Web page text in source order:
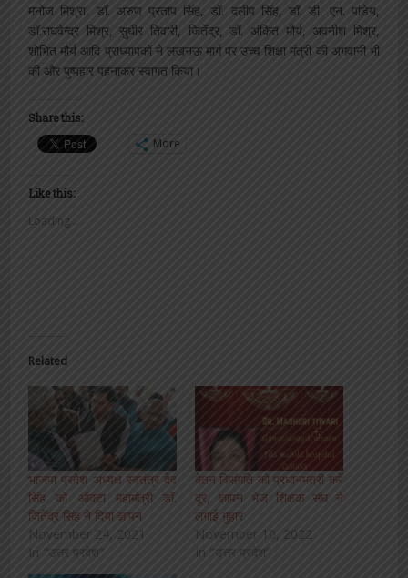
मनोज मिश्रा, डॉ. अरुण प्रताप सिंह, डॉ. दलीप सिंह, डॉ. डी. एन. पांडेय,
डॉ.राघवेन्द्र मिश्र, सुधीर तिवारी, जितेंद्र, डॉ. अंकित मौर्य, अवनीश मिश्र,
शोभित मौर्य आदि प्राध्यापकों ने लखनऊ मार्ग पर उच्च शिक्षा मंत्री की अगवानी भी
की और पुष्पहार पहनाकर स्वागत किया।
Share this:
More
Like this:
Loading...
Related
भाजपा प्रदेश अध्यक्ष स्वतंत्र देव
सिंह को ऑक्टा महामंत्री डॉ.
जितेंद्र सिंह ने दिया ज्ञापन
November 24, 2021
In "उत्तर प्रदेश"
वेतन विसंगति को प्रधानमंत्री करें
दूर, ज्ञापन भेज शिक्षक संघ ने
लगाई गुहार
November 10, 2022
In "उत्तर प्रदेश"